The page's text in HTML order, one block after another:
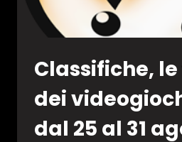
Classifiche,
dei
dal 25 al 31